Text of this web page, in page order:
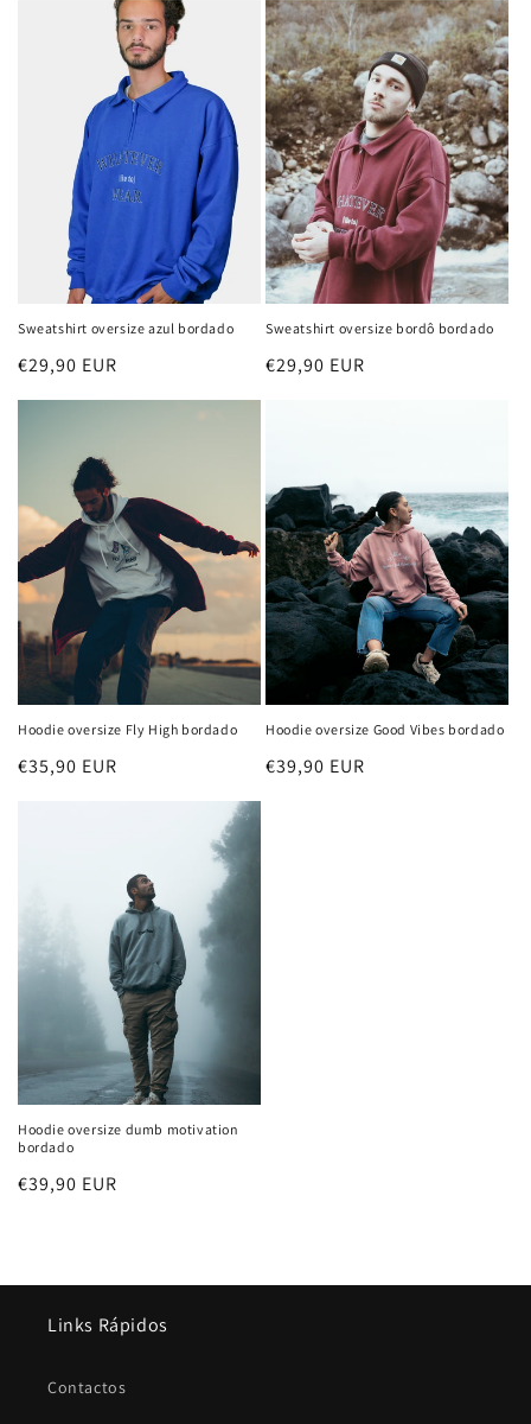
Sweatshirt oversize azul bordado
Preço
normal
€29,90 EUR
Sweatshirt oversize bordô bordado
Preço
€29,90 EUR
Hoodie oversize Fly High bordado
Preço
€35,90 EUR
Hoodie oversize Good Vibes bordado
Preço
€39,90 EUR
Hoodie oversize dumb motivation
bordado
Preço
€39,90 EUR
Links Rápidos
Contactos